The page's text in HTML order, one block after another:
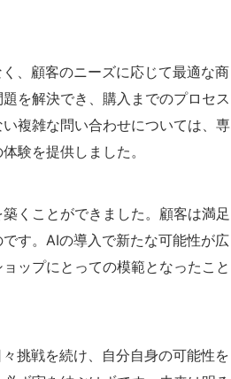
、顧客のニーズに応じて最適な商
を解決でき、購入までのプロセス
複雑な問い合わせについては、専
験を提供しました。
くことができました。顧客は満足
す。AIの導入で新たな可能性が広
ップにとっての模範となったこと
挑戦を続け、自分自身の可能性を